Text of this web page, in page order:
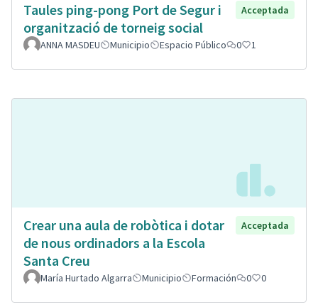
Taules ping-pong Port de Segur i
organització de torneig social
Acceptada
ANNA MASDEU Municipio Espacio Público 0 1
Crear una aula de robòtica i dotar
de nous ordinadors a la Escola
Santa Creu
Acceptada
María Hurtado Algarra Municipio Formación 0 0